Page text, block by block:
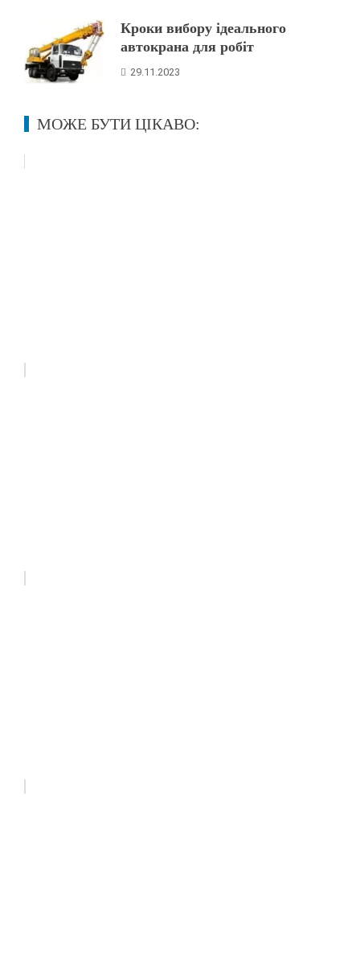
Кроки вибору ідеального
автокрана для робіт
29.11.2023
МОЖЕ БУТИ ЦІКАВО:
первом бою после возобновления